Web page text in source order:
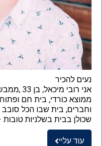
נעים להכיר
אני רובי
ממוצא כורדי, בית חם
וחברים, בית שבו הכל סובב
שכולן בבית בשלניות טובות
עוד עליי